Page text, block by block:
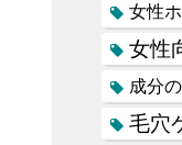
女性
女性
成分
毛穴